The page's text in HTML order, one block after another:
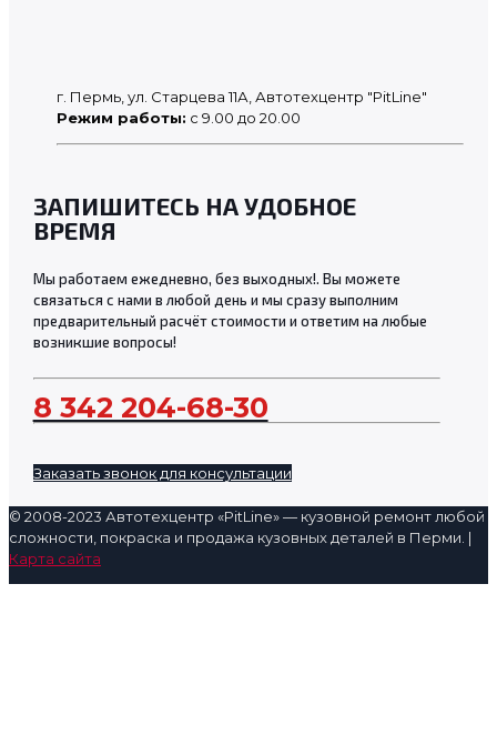
г. Пермь, ул. Старцева 11А, Автотехцентр "PitLine"
Режим работы: с 9.00 до 20.00
ЗАПИШИТЕСЬ НА УДОБНОЕ
ВРЕМЯ
Мы работаем ежедневно, без выходных!. Вы можете
связаться с нами в любой день и мы сразу выполним
предварительный расчёт стоимости и ответим на любые
возникшие вопросы!
8 342 204-68-30
Заказать звонок для консультации
© 2008-2023 Автотехцентр «PitLine» — кузовной ремонт любой
сложности, покраска и продажа кузовных деталей в Перми. |
Карта сайта